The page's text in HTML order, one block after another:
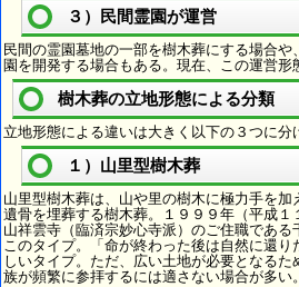
３）民間霊園が運営
民間の霊園墓地の一部を樹木葬にする場合
園を開発する場合もある。現在、この運営形
樹木葬の立地形態による分類
立地形態による違いは大きく以下の３つに分
１）山里型樹木葬
山里型樹木葬は、山や里の樹木に極力手を
遺骨を埋葬する樹木葬。１９９９年（平成
山祥雲寺（臨済宗妙心寺派）のご住職であ
このタイプ。「命が終わった後は自然に還
しいタイプ。ただ、広い土地が必要となる
族が頻繁に参拝するには適さない場合が多い。